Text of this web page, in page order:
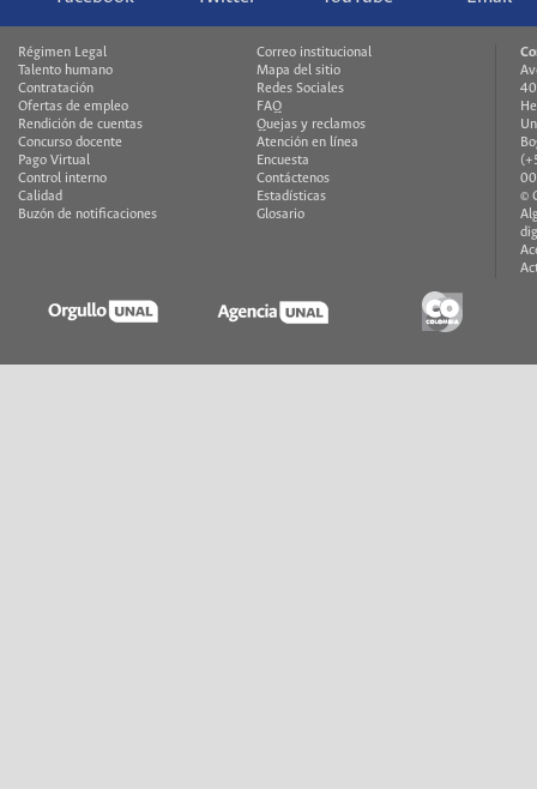
Régimen Legal
Talento humano
Contratación
Ofertas de empleo
Rendición de cuentas
Concurso docente
Pago Virtual
Control interno
Calidad
Buzón de notificaciones
Correo institucional
Mapa del sitio
Redes Sociales
FAQ
Quejas y reclamos
Atención en línea
Encuesta
Contáctenos
Estadísticas
Glosario
©